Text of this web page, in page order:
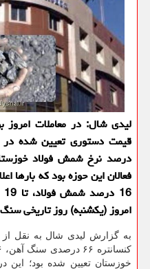
لیدی شال: در معاملات
درصد نرخ شمش فولاد
فعالان این حوزه بود که بارها
امروز (یکشنبه) روز تاریخی
به گزارش لیدی شال به نقل از
کنسانتره ۶۶ درصدی سنگ آهن، ۱۶ درصد نرخ